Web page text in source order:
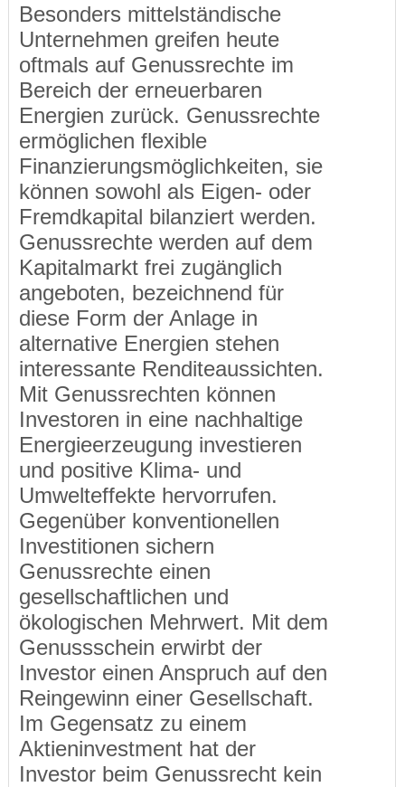
Besonders mittelständische
Unternehmen greifen heute
oftmals auf Genussrechte im
Bereich der erneuerbaren
Energien zurück. Genussrechte
ermöglichen flexible
Finanzierungsmöglichkeiten, sie
können sowohl als Eigen- oder
Fremdkapital bilanziert werden.
Genussrechte werden auf dem
Kapitalmarkt frei zugänglich
angeboten, bezeichnend für
diese Form der Anlage in
alternative Energien stehen
interessante Renditeaussichten.
Mit Genussrechten können
Investoren in eine nachhaltige
Energieerzeugung investieren
und positive Klima- und
Umwelteffekte hervorrufen.
Gegenüber konventionellen
Investitionen sichern
Genussrechte einen
gesellschaftlichen und
ökologischen Mehrwert. Mit dem
Genussschein erwirbt der
Investor einen Anspruch auf den
Reingewinn einer Gesellschaft.
Im Gegensatz zu einem
Aktieninvestment hat der
Investor beim Genussrecht kein